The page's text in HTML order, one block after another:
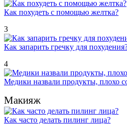
Как похудеть с помощью желтка?
3
Как запарить гречку для
4
Медики назвали продукты, плохо
Макияж
Как часто делать пилинг лица?